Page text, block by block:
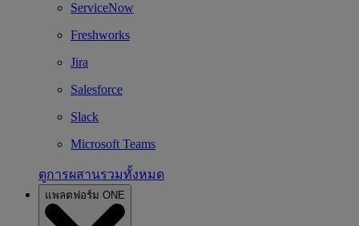
ServiceNow
Freshworks
Jira
Salesforce
Slack
Microsoft Teams
ดูการผสานรวมทั้งหมด
แพลตฟอร์ม ONE